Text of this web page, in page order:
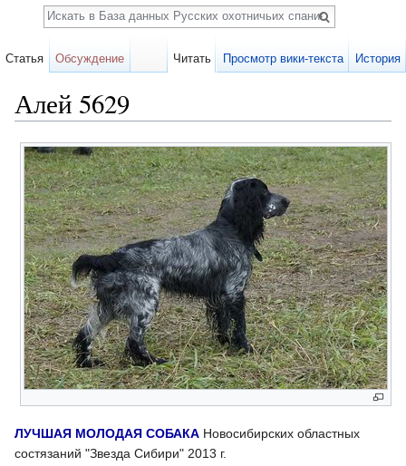
Алей 5629
ЛУЧШАЯ МОЛОДАЯ СОБАКА Новосибирских областных
состязаний "Звезда Сибири" 2013 г.
Статья Обсуждение Читать Просмотр вики-текста История
Поиск